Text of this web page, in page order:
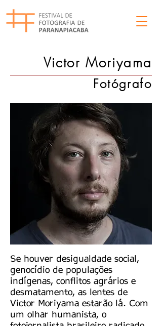
Victor Moriyama
Fotógrafo
Se houver desigualdade social,
genocídio de populações
indígenas, conflitos agrários e
desmatamento, as lentes de
Victor Moriyama estarão lá. Com
um olhar humanista, o